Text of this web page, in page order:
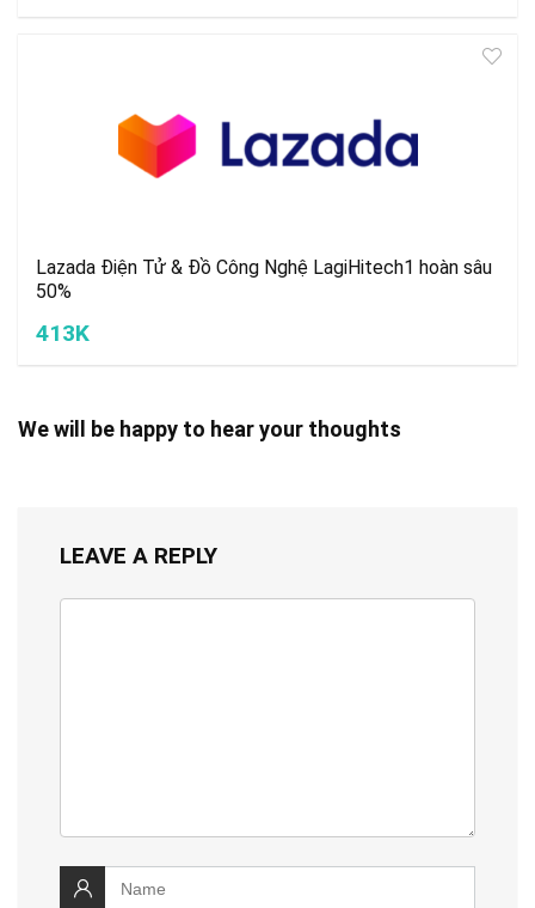
Lazada Điện Tử & Đồ Công Nghệ LagiHitech1 hoàn sâu
50%
413K
We will be happy to hear your thoughts
LEAVE A REPLY